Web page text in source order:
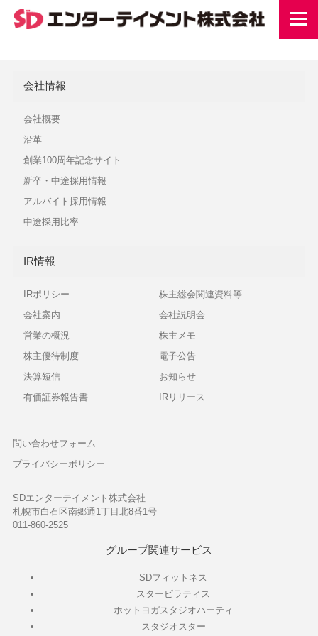
会社情報
会社概要
沿革
創業100周年記念サイト
新卒・中途採用情報
アルバイト採用情報
中途採用比率
IR情報
IRポリシー
会社案内
営業の概況
株主優待制度
決算短信
有価証券報告書
株主総会関連資料等
会社説明会
株主メモ
電子公告
お知らせ
IRリリース
問い合わせフォーム
プライバシーポリシー
SDエンターテイメント株式会社
札幌市白石区南郷通1丁目北8番1号
011-860-2525
グループ関連サービス
SDフィットネス
スターピラティス
ホットヨガスタジオハーティ
スタジオスター